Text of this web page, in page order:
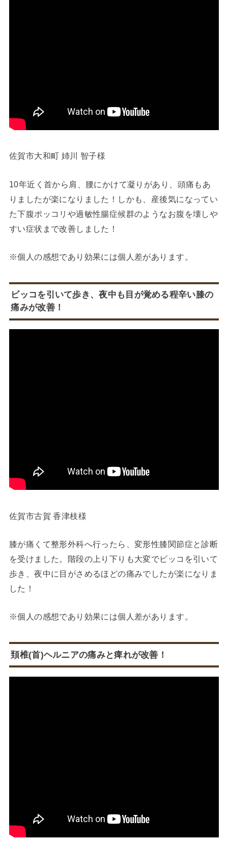
佐賀市大和町 姉川 智子様
10年近く首から肩、腰にかけて凝りがあり、頭痛もあ
りましたが楽になりました！しかも、産後気になってい
た下腹ポッコリや過敏性腸症候群のようなお腹を壊しや
すい症状まで改善しました！
※個人の感想であり効果には個人差があります。
ビッコを引いて歩き、夜中も目が覚める程辛い膝の
痛みが改善！
佐賀市古賀 香津枝様
膝が痛くて整形外科へ行ったら、変形性膝関節症と診断
を受けました。階段の上り下りも大変でビッコを引いて
歩き、夜中に目がさめるほどの痛みでしたが楽になりま
した！
※個人の感想であり効果には個人差があります。
頚椎(首)ヘルニアの痛みと痺れが改善！